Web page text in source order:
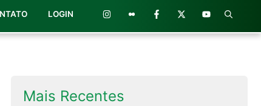
LOGIN
Mais Recentes